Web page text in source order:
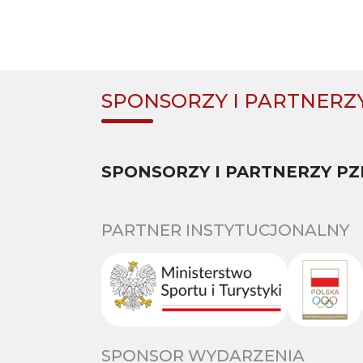
SPONSORZY I
SPONSORZY I PARTNERZY
PARTNER INSTYTUCJONALNY
SPONSOR WYDARZENIA